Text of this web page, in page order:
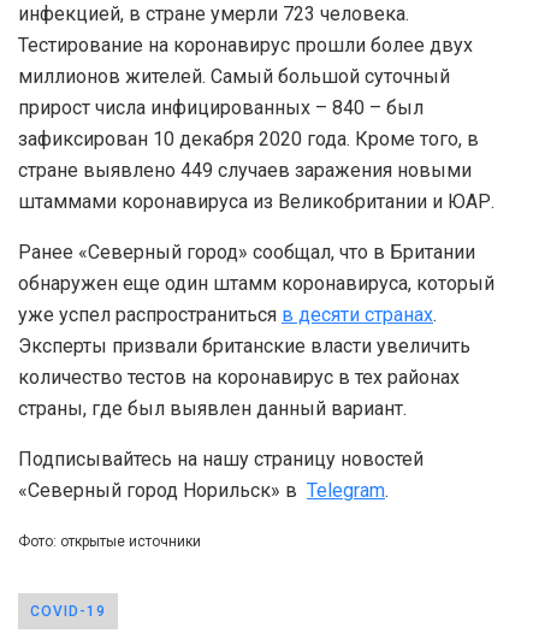
инфекцией, в стране умерли 723 человека.
Тестирование на коронавирус прошли более двух
миллионов жителей. Самый большой суточный
прирост числа инфицированных – 840 – был
зафиксирован 10 декабря 2020 года. Кроме того, в
стране выявлено 449 случаев заражения новыми
штаммами коронавируса из Великобритании и ЮАР.
Ранее «Северный город» сообщал, что в Британии
обнаружен еще один штамм коронавируса, который
уже успел распространиться в десяти странах.
Эксперты призвали британские власти увеличить
количество тестов на коронавирус в тех районах
страны, где был выявлен данный вариант.
Подписывайтесь на нашу страницу новостей
«Северный город Норильск» в Telegram.
Фото: открытые источники
COVID-19